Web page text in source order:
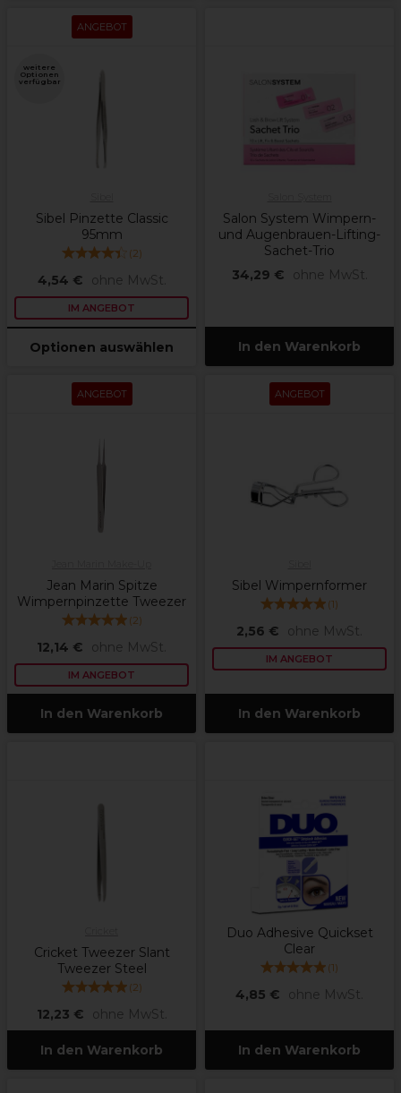
ANGEBOT
weitere
Optionen
verfügbar
Sibel Pinzette Classic
95mm
(2)
4,54 € ohne MwSt.
IM ANGEBOT
Optionen auswählen
Salon System Wimpern-
und Augenbrauen-Lifting-
Sachet-Trio
34,29 €
ohne MwSt.
In den Warenkorb
ANGEBOT
Jean Marin Spitze
Wimpernpinzette Tweezer
(2)
12,14 € ohne MwSt.
IM ANGEBOT
In den Warenkorb
ANGEBOT
Sibel Wimpernformer
(1)
2,56 € ohne MwSt.
IM ANGEBOT
In den Warenkorb
Cricket Tweezer Slant
Tweezer Steel
(2)
12,23 € ohne MwSt.
In den Warenkorb
Duo Adhesive Quickset
Clear
(1)
4,85 € ohne MwSt.
In den Warenkorb